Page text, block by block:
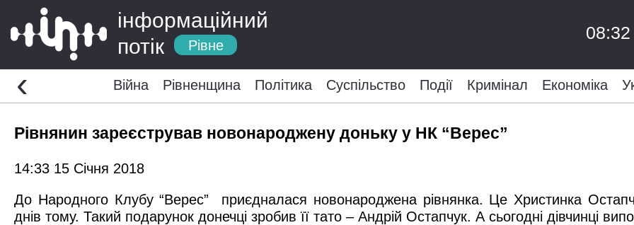
інформаційний
потік
Рівне
08:32
Війна Рівненщина Політика Суспільство Події Кримінал Економіка
‹
Рівнянин зареєстрував новонароджену доньку у НК “Верес”
14:33 15 Січня 2018
До Народного Клубу “Верес” приєдналася новонароджена рівнянка. Це Христинка
днів тому. Такий подарунок донечці зробив її тато – Андрій Остапчук. А сьогодні дівчинці